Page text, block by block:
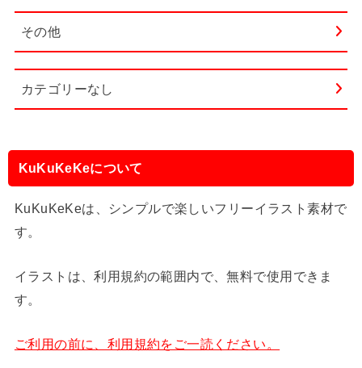
その他
カテゴリーなし
KuKuKeKeについて
KuKuKeKeは、シンプルで楽しいフリーイラスト素材で
す。
イラストは、利用規約の範囲内で、無料で使用できま
す。
ご利用の前に、利用規約をご一読ください。